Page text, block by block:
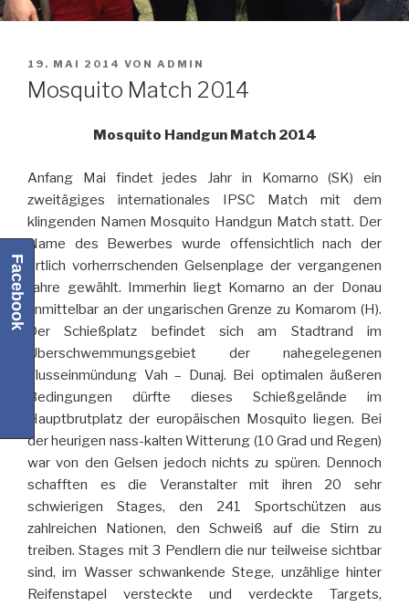
VERÖFFENTLICHT
AM
19. MAI 2014 VON ADMIN
Mosquito Match 2014
Mosquito Handgun Match 2014
Anfang Mai findet jedes Jahr in Komarno (SK) ein
zweitägiges internationales IPSC Match mit dem
klingenden Namen Mosquito Handgun Match statt. Der
Name des Bewerbes wurde offensichtlich nach der
örtlich vorherrschenden Gelsenplage der vergangenen
Jahre gewählt. Immerhin liegt Komarno an der Donau
unmittelbar an der ungarischen Grenze zu Komarom (H).
Der Schießplatz befindet sich am Stadtrand im
Überschwemmungsgebiet der nahegelegenen
Flusseinmündung Vah – Dunaj. Bei optimalen äußeren
Bedingungen dürfte dieses Schießgelände im
Hauptbrutplatz der europäischen Mosquito liegen. Bei
der heurigen nass-kalten Witterung (10 Grad und Regen)
war von den Gelsen jedoch nichts zu spüren. Dennoch
schafften es die Veranstalter mit ihren 20 sehr
schwierigen Stages, den 241 Sportschützen aus
zahlreichen Nationen, den Schweiß auf die Stirn zu
treiben. Stages mit 3 Pendlern die nur teilweise sichtbar
sind, im Wasser schwankende Stege, unzählige hinter
Reifenstapel versteckte und verdeckte Targets,
Facebook